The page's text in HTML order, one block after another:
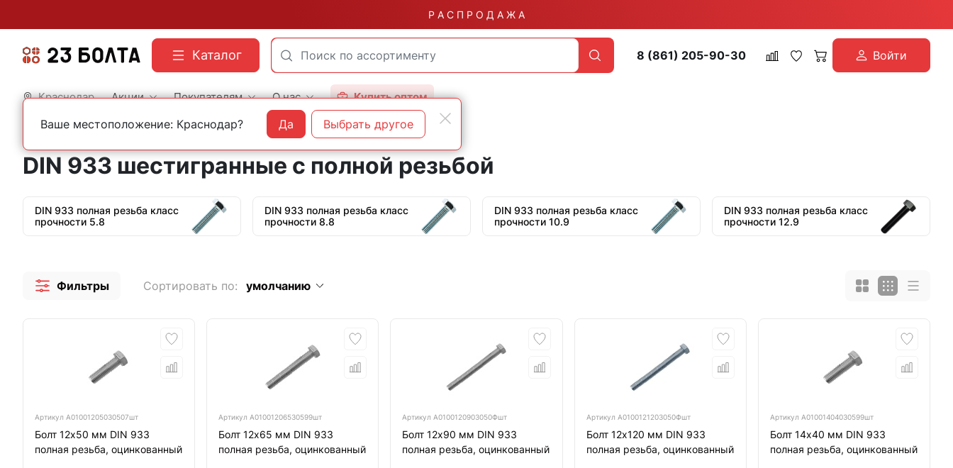
Р А С П Р О Д А Ж А
Каталог 8 (861) 205-90-30 Войти
Краснодар Акции Покупателям О нас Купить оптом
Главная Строительный крепеж Болты DIN 933 шестигранные с полной резьбой
DIN 933 шестигранные с полной резьбой
DIN 933 полная резьба класс
прочности 5.8
DIN 933 полная резьба класс
прочности 8.8
DIN 933 полная резьба класс
прочности 10.9
DIN 933 полная резьба класс
прочности 12.9
Фильтры Сортировать по: умолчанию
Артикул А01001205030507шт
Болт 12х50 мм DIN 933
полная резьба, оцинкованный
Артикул А01001206530599шт
Болт 12х65 мм DIN 933
полная резьба, оцинкованный
Артикул А0100120903050Фшт
Болт 12х90 мм DIN 933
полная резьба, оцинкованный
Артикул А0100121203050Фшт
Болт 12х120 мм DIN 933
полная резьба, оцинкованный
Артикул А01001404030599шт
Болт 14х40 мм DIN 933
полная резьба, оцинкованный
Ваше местоположение: Краснодар? Да Выбрать другое